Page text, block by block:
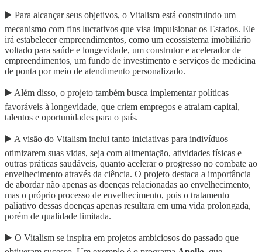
▶️ Para alcançar seus objetivos, o Vitalism está construindo um
mecanismo com fins lucrativos que visa impulsionar os Estados. Ele
irá estabelecer empreendimentos, como um ecossistema imobiliário
voltado para saúde e longevidade, um construtor e acelerador de
empreendimentos, um fundo de investimento e serviços de medicina
de ponta por meio de atendimento personalizado.
▶️ Além disso, o projeto também busca implementar políticas
favoráveis à longevidade, que criem empregos e atraiam capital,
talentos e oportunidades para o país.
▶️ A visão do Vitalism inclui tanto iniciativas para indivíduos
otimizarem suas vidas, seja com alimentação, atividades físicas e
outras práticas saudáveis, quanto acelerar o progresso no combate ao
envelhecimento através da ciência. O projeto destaca a importância
de abordar não apenas as doenças relacionadas ao envelhecimento,
mas o próprio processo de envelhecimento, pois o tratamento
paliativo dessas doenças apenas resultara em uma vida prolongada,
porém de qualidade limitada.
▶️ O Vitalism se inspira em projetos ambiciosos do passado que